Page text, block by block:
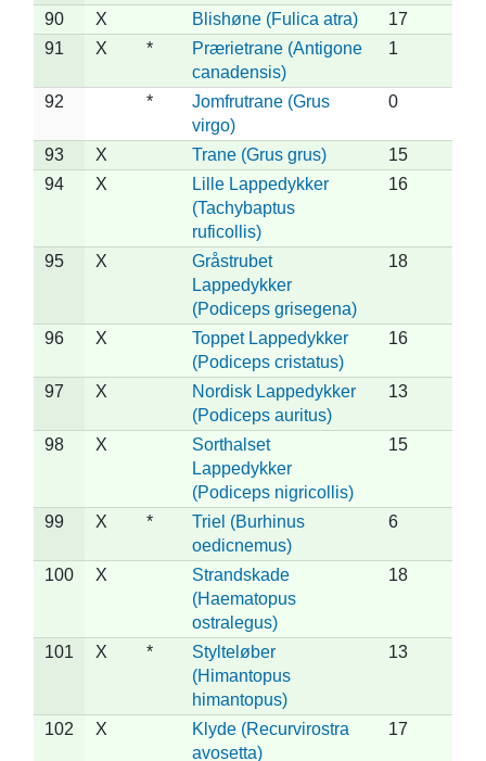
90 X Blishøne (Fulica atra)
17
91
X *
Prærietrane (Antigone
canadensis)
1
92 *
Jomfrutrane (Grus
virgo)
0
93 X Trane (Grus grus)
15
94
X
Lille Lappedykker
(Tachybaptus
ruficollis)
16
95 X
Gråstrubet
Lappedykker
(Podiceps grisegena)
18
96 X
Toppet Lappedykker
(Podiceps cristatus)
16
97 X
Nordisk Lappedykker
(Podiceps auritus)
13
98 X
Sorthalset
Lappedykker
(Podiceps nigricollis)
15
99 X *
Triel (Burhinus
oedicnemus)
6
100 X
Strandskade
(Haematopus
ostralegus)
18
101 X *
Stylteløber
(Himantopus
himantopus)
13
102 X
Klyde (Recurvirostra
avosetta)
17